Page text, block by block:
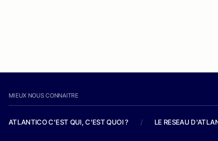
MIEUX NOUS CONNAITRE
ATLANTICO C'EST QUI, C'EST QUOI ? / LE RESEAU